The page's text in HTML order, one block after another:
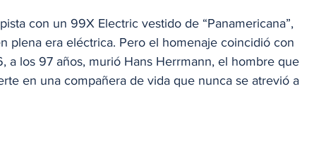
con un 99X Electric vestido de “Panamericana”,
plena era eléctrica. Pero el homenaje coincidió con
a los 97 años, murió Hans Herrmann, el hombre que
en una compañera de vida que nunca se atrevió a